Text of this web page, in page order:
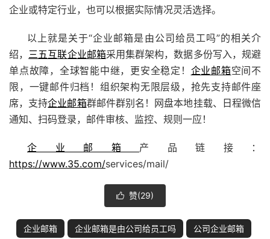
企业或特定行业，也可以根据实际情况灵活选择。
以上就是关于“企业邮箱是由公司给员工吗”的相关介
绍， 三五互联企业邮箱采用集群架构，数据多份写入，规避
单点故障，全球智能中继，更安全稳定！ 企业邮箱空间不
限，一键邮件归档！组织架构无限层级，抢先支持邮件座
席，支持企业邮箱群邮件群别名！网盘本地挂载、日程微信
通知、扫码登录，邮件审核、监控、规则一应！
企业邮箱 产品链接：
https://www.35.com/services/mail/
 赞(29)
企业邮箱 企业邮箱是由公司给员工吗 公司企业邮箱